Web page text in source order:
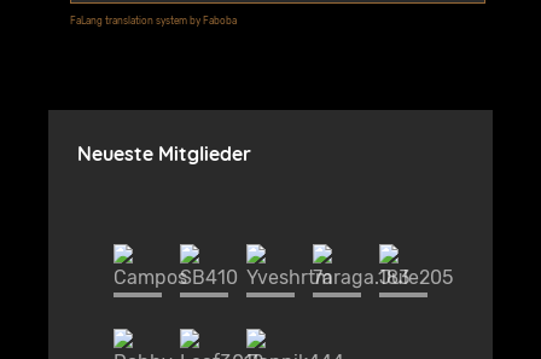
FaLang translation system by Faboba
Neueste Mitglieder